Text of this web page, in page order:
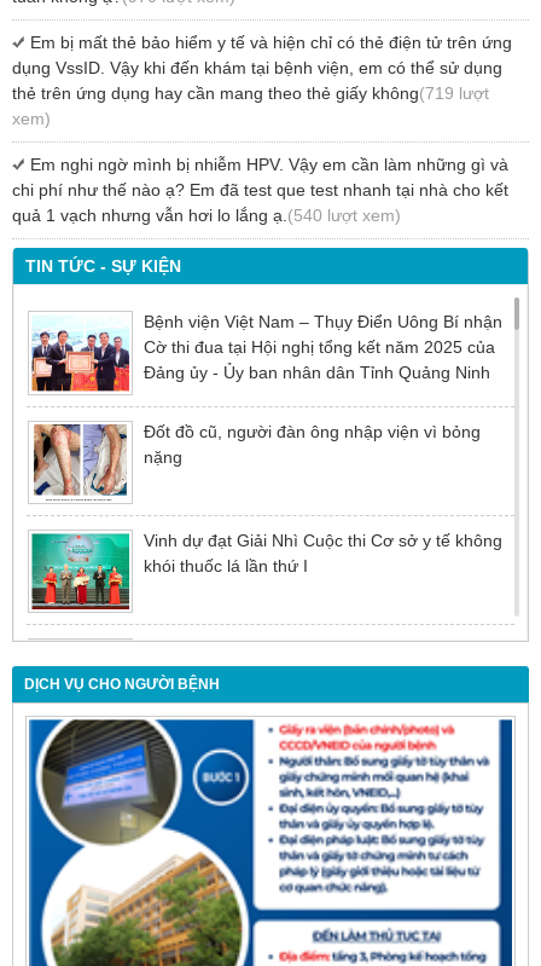
TIN TỨC - SỰ KIỆN
Bệnh viện Việt Nam – Thụy Điển Uông Bí nhận
Cờ thi đua tại Hội nghị tổng kết năm 2025 của
Đảng ủy - Ủy ban nhân dân Tỉnh Quảng Ninh
Đốt đồ cũ, người đàn ông nhập viện vì bỏng
nặng
Vinh dự đạt Giải Nhì Cuộc thi Cơ sở y tế không
khói thuốc lá lần thứ I
chậm trễ
Nội soi mật tụy ngược dòng – Giải pháp tối ưu
cho người bệnh sỏi ống mật chủ
DỊCH VỤ CHO NGƯỜI BỆNH
Em bị mất thẻ bảo hiểm y tế và hiện chỉ có thẻ điện tử trên ứng
dụng VssID. Vậy khi đến khám tại bệnh viện, em có thể sử dụng
thẻ trên ứng dụng hay cần mang theo thẻ giấy không(719 lượt
xem)
Em nghi ngờ mình bị nhiễm HPV. Vậy em cần làm những gì và
chi phí như thế nào ạ? Em đã test que test nhanh tại nhà cho kết
quả 1 vạch nhưng vẫn hơi lo lắng ạ.(540 lượt xem)